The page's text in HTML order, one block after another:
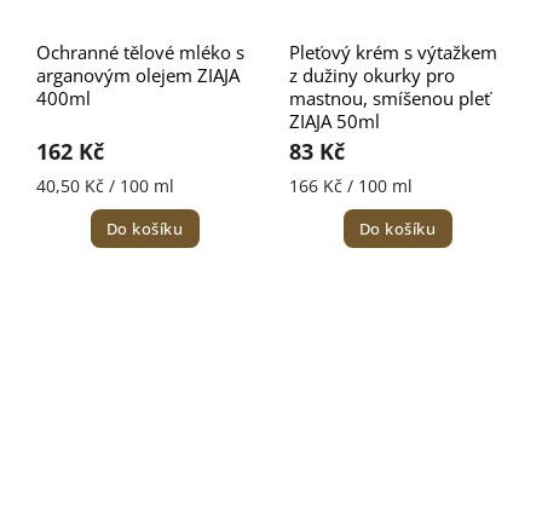
Ochranné tělové mléko s
arganovým olejem ZIAJA
400ml
162 Kč
40,50 Kč / 100 ml
Do košíku
Pleťový krém s výtažkem
z dužiny okurky pro
mastnou, smíšenou pleť
ZIAJA 50ml
83 Kč
166 Kč / 100 ml
Do košíku